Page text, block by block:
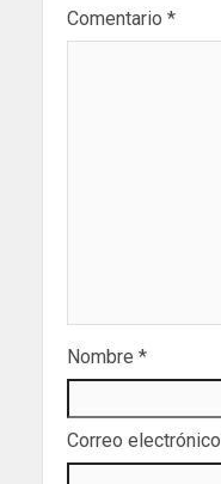
Comentario *
Nombre *
Correo electrónico